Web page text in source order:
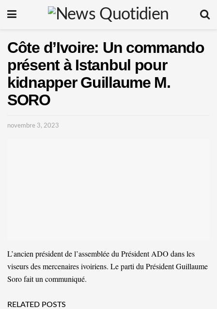
Côte d’Ivoire: Un commando
présent à Istanbul pour
kidnapper Guillaume M.
SORO
novembre 3, 2023
L’ancien président de l’assemblée du Président ADO dans les
viseurs des mercenaires ivoiriens. Le parti du Président Guillaume
Soro fait un communiqué.
RELATED POSTS